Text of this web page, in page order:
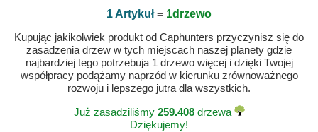
1 Artykuł= 1drzewo
Kupując jakikolwiek produkt od Caphunters przyczynisz się do
zasadzenia drzew w tych miejscach naszej planety gdzie
najbardziej tego potrzebuja 1 drzewo więcej i dzięki Twojej
współpracy podążamy naprzód w kierunku zrównoważnego
rozwoju i lepszego jutra dla wszystkich.
Już zasadziliśmy 259.408drzewa
Dziękujemy!